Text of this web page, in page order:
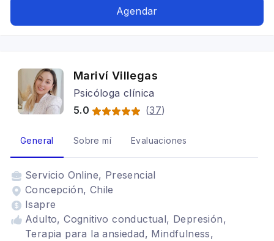
compulsivo), TDAH, Trastornos alimenticios
evaluar)
Agendar
Mariví Villegas
Psicóloga clínica
5.0
(37)
General Sobre mí Evaluaciones
Servicio Online, Presencial
Concepción, Chile
Isapre
Adulto, Cognitivo conductual, Depresión,
Terapia para la ansiedad, Mindfulness,